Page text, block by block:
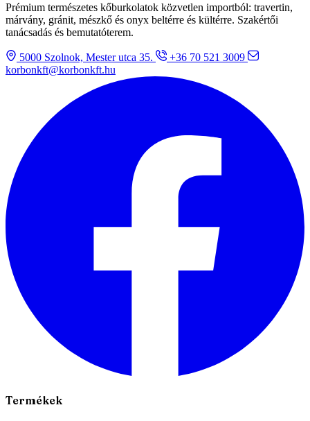
Prémium természetes kőburkolatok közvetlen importból: travertin,
márvány, gránit, mészkő és onyx beltérre és kültérre. Szakértői
tanácsadás és bemutatóterem.
5000 Szolnok, Mester utca 35.
+36 70 521 3009
korbonkft@korbonkft.hu
Termékek